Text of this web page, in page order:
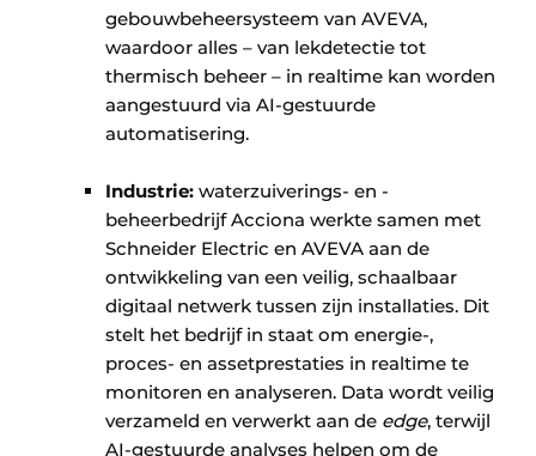
gebouwbeheersysteem van AVEVA,
waardoor alles – van lekdetectie tot
thermisch beheer – in realtime kan worden
aangestuurd via AI-gestuurde
automatisering.
Industrie: waterzuiverings- en -
beheerbedrijf Acciona werkte samen met
Schneider Electric en AVEVA aan de
ontwikkeling van een veilig, schaalbaar
digitaal netwerk tussen zijn installaties. Dit
stelt het bedrijf in staat om energie-,
proces- en assetprestaties in realtime te
monitoren en analyseren. Data wordt veilig
verzameld en verwerkt aan de edge, terwijl
AI-gestuurde analyses helpen om de